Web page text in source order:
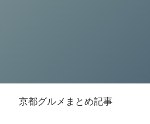
京都グルメまとめ記事